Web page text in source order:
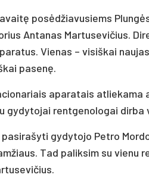
posėdžiavusiems
Antanas Martusevičius.
Vienas – visiškai
pasenę.
aparatais
gydytojai rentgenologai dirba
pasirašyti gydytojo Petro
Tad paliksim su vienu